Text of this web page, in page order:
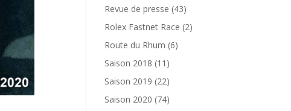
Revue de presse (43)
Rolex Fastnet Race (2)
Route du Rhum (6)
Saison 2018 (11)
Saison 2019 (22)
Saison 2020 (74)